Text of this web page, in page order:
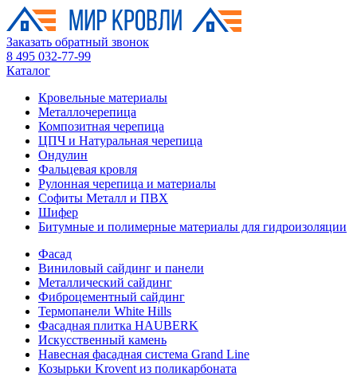
Заказать обратный звонок
8 495 032-77-99
Каталог
Кровельные материалы
Металлочерепица
Композитная черепица
ЦПЧ и Натуральная черепица
Ондулин
Фальцевая кровля
Рулонная черепица и материалы
Софиты Металл и ПВХ
Шифер
Битумные и полимерные материалы для гидроизоляции
Фасад
Виниловый сайдинг и панели
Металлический сайдинг
Фиброцементный сайдинг
Термопанели White Hills
Фасадная плитка HAUBERK
Искусственный камень
Навесная фасадная система Grand Line
Козырьки Krovent из поликарбоната